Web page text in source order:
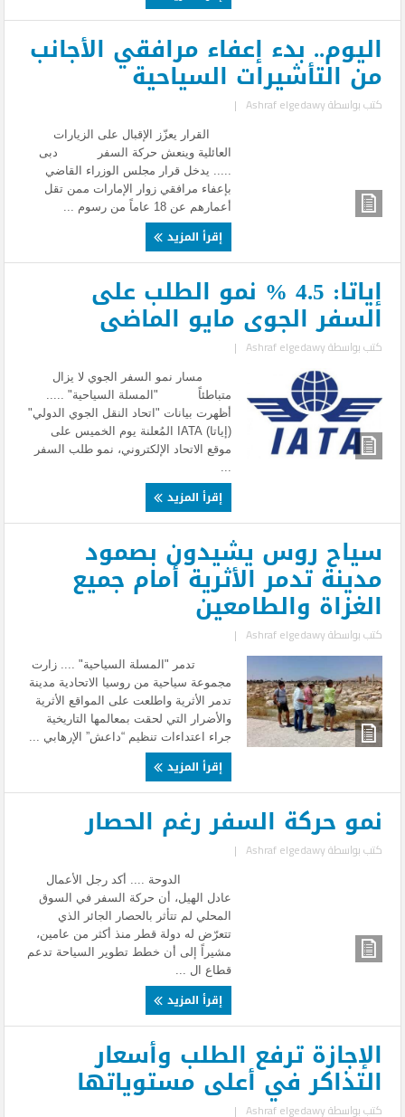
اليوم.. بدء إعفاء مرافقي الأجانب
من التأشيرات السياحية
كتب بواسطةAshraf elgedawy
|
القرار يعزّز الإقبال على الزيارات
العائلية وينعش حركة السفر دبى
..... يدخل قرار مجلس الوزراء القاضي
بإعفاء مرافقي زوار الإمارات ممن تقل
أعمارهم عن 18 عاماً من رسوم ...
إقرأ المزيد
إياتا: 4.5 % نمو الطلب على
السفر الجوى مايو الماضى
كتب بواسطةAshraf elgedawy
|
مسار نمو السفر الجوي لا يزال
متباطئاً "المسلة السياحية" .....
أظهرت بيانات "اتحاد النقل الجوي الدولي"
(إياتا) IATA المُعلنة يوم الخميس على
موقع الاتحاد الإلكتروني، نمو طلب السفر
إقرأ المزيد
سياح روس يشيدون بصمود
مدينة تدمر الأثرية أمام جميع
الغزاة والطامعين
كتب بواسطةAshraf elgedawy
|
تدمر "المسلة السياحية" .... زارت
مجموعة سياحية من روسيا الاتحادية مدينة
تدمر الأثرية واطلعت على المواقع الأثرية
والأضرار التي لحقت بمعالمها التاريخية
جراء اعتداءات تنظيم “داعش” الإرهابي ...
إقرأ المزيد
نمو حركة السفر رغم الحصار
كتب بواسطةAshraf elgedawy
|
الدوحة .... أكد رجل الأعمال
عادل الهيل، أن حركة السفر في السوق
المحلي لم تتأثر بالحصار الجائر الذي
تتعرّض له دولة قطر منذ أكثر من عامين،
مشيراً إلى أن خطط تطوير السياحة تدعم
قطاع ال ...
إقرأ المزيد
الإجازة ترفع الطلب وأسعار
التذاكر في أعلى مستوياتها
كتب بواسطةAshraf elgedawy
|